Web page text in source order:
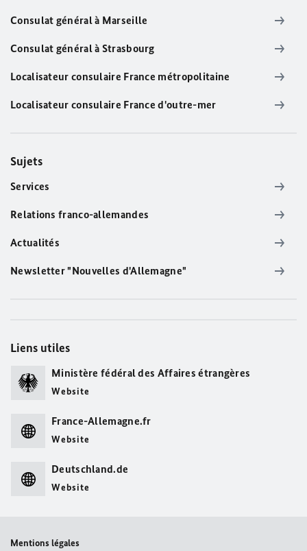
Consulat général à Marseille
Consulat général à Strasbourg
Localisateur consulaire France métropolitaine
Localisateur consulaire France d'outre-mer
Sujets
Services
Relations franco-allemandes
Actualités
Newsletter "Nouvelles d'Allemagne"
Liens utiles
Ministère fédéral des Affaires étrangères
Website
France-Allemagne.fr
Website
Deutschland.de
Website
Mentions légales